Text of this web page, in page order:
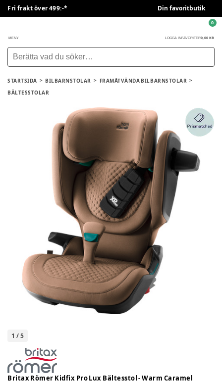
Fri frakt över 499:-* Din favoritbutik
MENY LOGGA IN FAVORITER0,00 KR
0
STARTSIDA BILBARNSTOLAR
FRAMÅTVÄNDA BILBARNSTOLAR
BÄLTESSTOLAR
1 /5
Britax Römer Kidfix Pro Lux Bältesstol - Warm Caramel